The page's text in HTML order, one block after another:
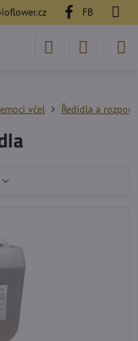
FB
včel Ředidla a